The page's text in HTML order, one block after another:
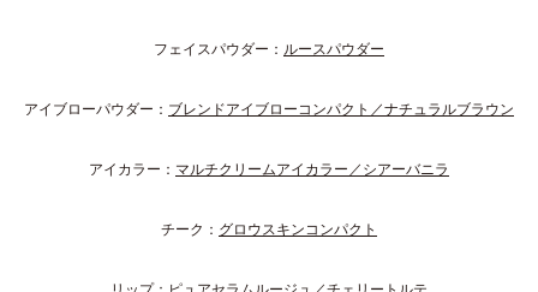
フェイスパウダー： ルースパウダー
アイブローパウダー： ブレンドアイブローコンパクト／ナチュラルブラウン
アイカラー： マルチクリームアイカラー／シアーバニラ
チーク： グロウスキンコンパクト